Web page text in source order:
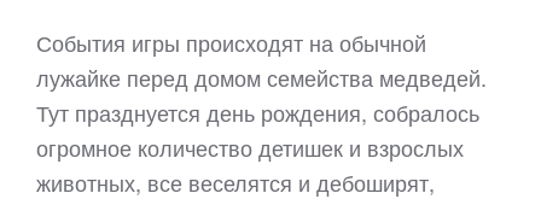
События игры происходят на обычной
лужайке перед домом семейства медведей.
Тут празднуется день рождения, собралось
огромное количество детишек и взрослых
животных, все веселятся и дебоширят,